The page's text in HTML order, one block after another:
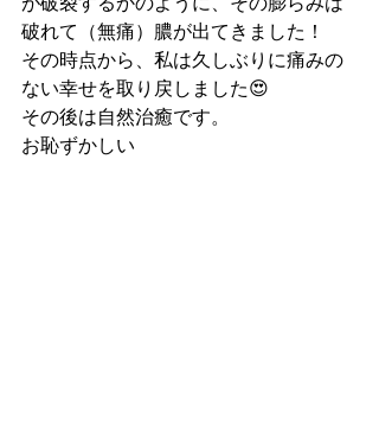
破れて（無痛）膿が出てきました！
その時点から、私は久しぶりに痛みの
ない幸せを取り戻しました😍
その後は自然治癒です。
お恥ずかしい